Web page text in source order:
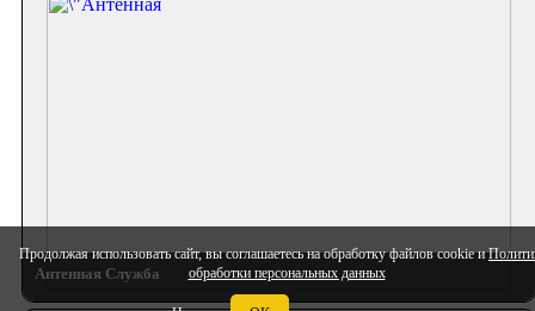
Продолжая использовать сайт, вы соглашаетесь на обработку файлов cookie и
обработки персональных данных
Антенная Служба